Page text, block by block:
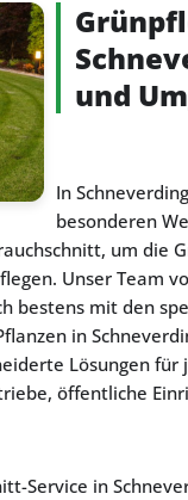
und
In
besonderen
um die
Unser Team
bestens mit den
in
Lösungen für
öffentliche
Service in